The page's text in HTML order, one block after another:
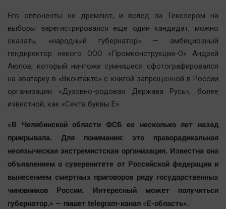
Афиша
Блогеркуль
Вирус чтения
Вкусное
Гороскоп
ЖКХ
Интервью
Качество жизни
Народная журналистика
Его оппоненты не дремлют, и вслед за Текслером на
выборы зарегистрировался еще один кандидат, можно
сказать, «народный губернатор» — амбициозный
гендиректор некого ООО «Промконструкция-О» Андрей
Аюпов, который ничтоже сумняшеся сфотографировался
на аватарку в «Вконтакте» с книгой запрещенной в России
организации «Духовно-родовая Держава Русь», более
известной, как «Секта буквы Ё».
«В Челябинской области ФСБ ее несколько лет назад
прикрывала. Для понимания: это праворадикальная
неоязыческая экстремистская организация. Известна она
объявлением о суверенитете от Российской федерации и
вынесением смертных приговоров ряду государственных
чиновников России. Интересный может получиться
губернатор.» — пишет telegram-канал «Е-область».